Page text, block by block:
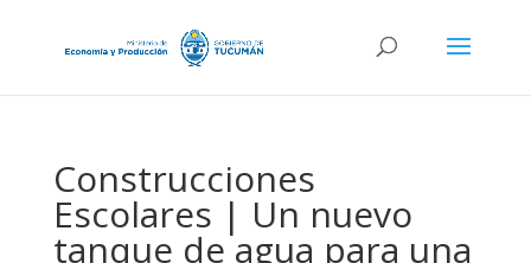
Construcciones
Escolares | Un nuevo
tanque de agua para una